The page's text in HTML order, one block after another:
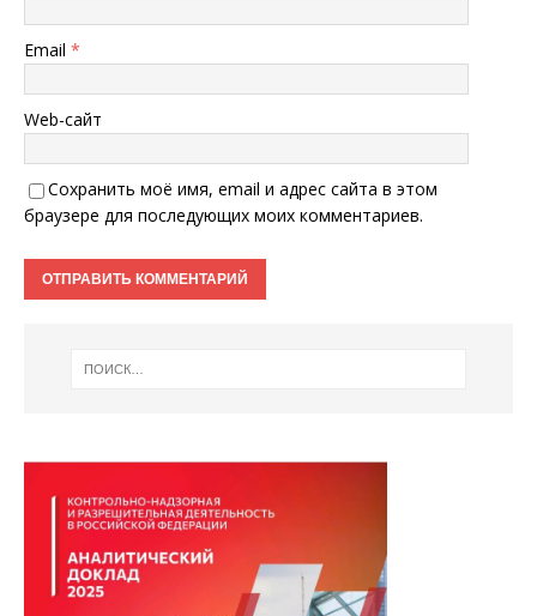
Email *
Web-сайт
Сохранить моё имя, email и адрес сайта в этом
браузере для последующих моих комментариев.